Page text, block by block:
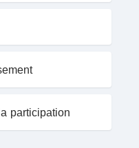
participation